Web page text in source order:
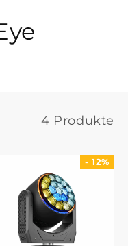
4 Produkte
- 12%